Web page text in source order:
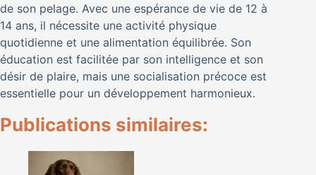
de son pelage. Avec une espérance de vie de 12 à
14 ans, il nécessite une activité physique
quotidienne et une alimentation équilibrée. Son
éducation est facilitée par son intelligence et son
désir de plaire, mais une socialisation précoce est
essentielle pour un développement harmonieux.
Publications similaires: